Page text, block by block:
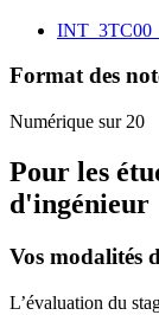
Format des
Numérique sur 20
Pour les
d'ingénieur
Vos modalités
L’évaluation du